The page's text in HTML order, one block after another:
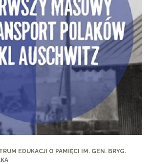
EDUKACJI O PAMIĘCI IM. GEN. BRYG.